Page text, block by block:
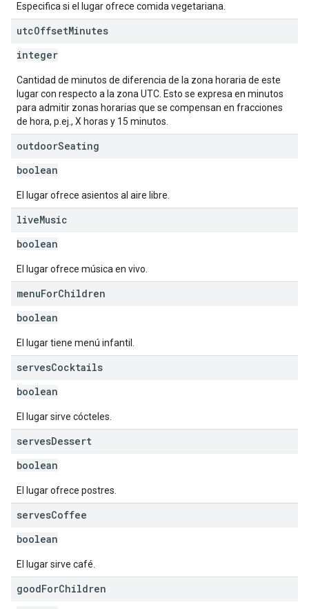
Especifica si el lugar ofrece comida vegetariana.
utcOffsetMinutes
integer
Cantidad de minutos de diferencia de la zona horaria de este
lugar con respecto a la zona UTC. Esto se expresa en minutos
para admitir zonas horarias que se compensan en fracciones
de hora, p.ej., X horas y 15 minutos.
outdoorSeating
boolean
El lugar ofrece asientos al aire libre.
liveMusic
boolean
El lugar ofrece música en vivo.
menuForChildren
boolean
El lugar tiene menú infantil.
servesCocktails
boolean
El lugar sirve cócteles.
servesDessert
boolean
El lugar ofrece postres.
servesCoffee
boolean
El lugar sirve café.
goodForChildren